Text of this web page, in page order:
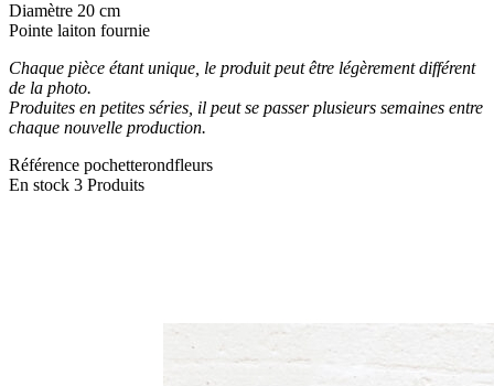
Diamètre 20 cm
Pointe laiton fournie
Chaque pièce étant unique, le produit peut être légèrement différent
de la photo.
Produites en petites séries, il peut se passer plusieurs semaines entre
chaque nouvelle production.
Référence pochetterondfleurs
En stock 3 Produits